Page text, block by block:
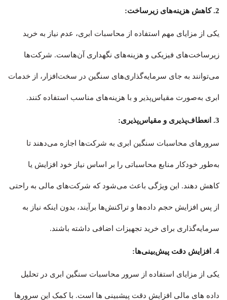
2. کاهش هزینه‌های زیرساخت:
یکی از مزایای مهم استفاده از محاسبات ابری، عدم نیاز به خرید
زیرساخت‌های فیزیکی و هزینه‌های نگهداری آن‌هاست. شرکت‌ها
می‌توانند به جای سرمایه‌گذاری‌های سنگین در سخت‌افزار، از خدمات
ابری به‌صورت مقیاس‌پذیر و با هزینه‌های مناسب استفاده کنند.
3. انعطاف‌پذیری و مقیاس‌پذیری:
سرورهای محاسبات سنگین ابری به شرکت‌ها اجازه می‌دهند تا
به‌طور خودکار منابع محاسباتی را بر اساس نیاز خود افزایش یا
کاهش دهند. این ویژگی باعث می‌شود که شرکت‌های مالی به راحتی
از پس افزایش حجم داده‌ها و تراکنش‌ها برآیند، بدون اینکه نیاز به
سرمایه‌گذاری برای خرید تجهیزات اضافی داشته باشند.
4. افزایش دقت پیش‌بینی‌ها:
یکی از مزایای استفاده از سرور محاسبات سنگین ابری در تحلیل
داده های مالی افزایش دقت پیشبینی ها است. با کمک این سرورها